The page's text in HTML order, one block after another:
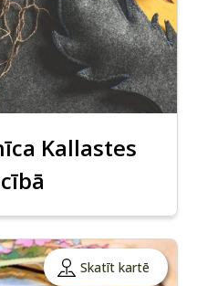
Kallastes
Skatīt kartē